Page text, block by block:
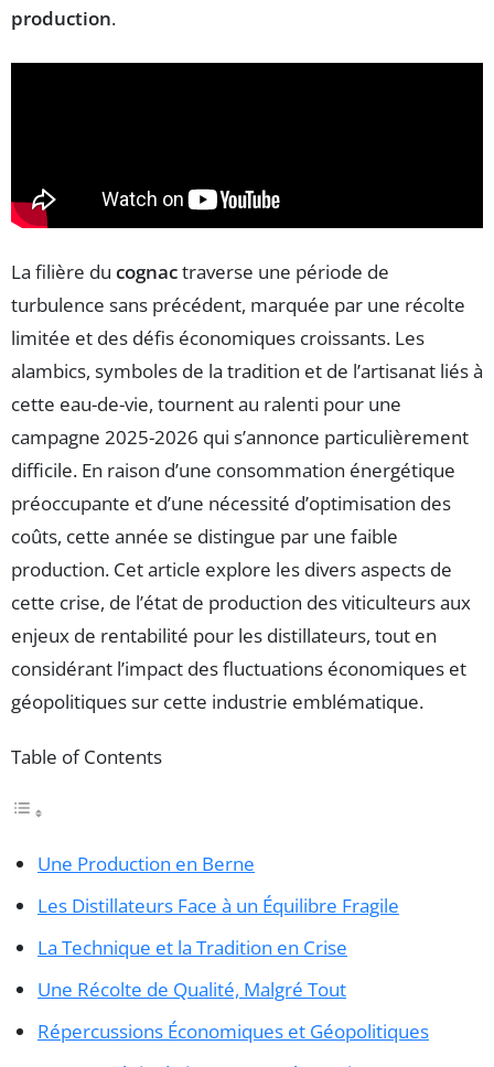
production.
La filière du cognactraverse une période de
turbulence sans précédent, marquée par une récolte
limitée et des défis économiques croissants. Les
alambics, symboles de la tradition et de l’artisanat liés à
cette eau-de-vie, tournent au ralenti pour une
campagne 2025-2026 qui s’annonce particulièrement
difficile. En raison d’une consommation énergétique
préoccupante et d’une nécessité d’optimisation des
coûts, cette année se distingue par une faible
production. Cet article explore les divers aspects de
cette crise, de l’état de production des viticulteurs aux
enjeux de rentabilité pour les distillateurs, tout en
considérant l’impact des fluctuations économiques et
géopolitiques sur cette industrie emblématique.
Table of Contents
Une Production en Berne
Les Distillateurs Face à un Équilibre Fragile
La Technique et la Tradition en Crise
Une Récolte de Qualité, Malgré Tout
Répercussions Économiques et Géopolitiques